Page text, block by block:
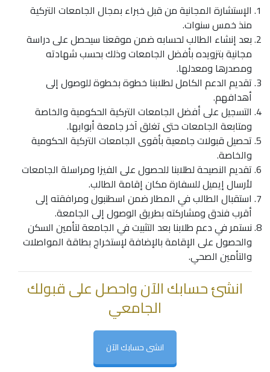
الإستشارة المجانية من قبل خبراء بمجال الجامعات التركية
منذ خمس سنوات.
بعد إنشاء الطالب لحسابه ضمن موقعنا سيحصل على دراسة
مجانية بتزويده بأفضل الجامعات وذلك بحسب شهادته
ومصدرها ومعدلها.
تقديم الدعم الكامل لطلابنا خطوة بخطوة للوصول إلى
أهدافهم.
التسجيل على أفضل الجامعات التركية الحكومية والخاصة
ومتابعة الجامعات حتى تغلق آخر جامعة أبوابها.
تحصيل قبولات جامعية بأقوى الجامعات التركية الحكومية
والخاصة.
تقديم النصيحة لطلابنا للحصول على الفيزا ومراسلة الجامعات
لأرسال إيميل للسفارة مكان إقامة الطالب.
استقبال الطالب في المطار ضمن اسطنبول ومرافقته إلى
أقرب فندق ومشاركته بطريق الوصول إلى الجامعة.
نستمر في دعم طلابنا بعد التثبيت في الجامعة لتأمين السكن
والحصول على الإقامة بالإضافة لإستخراج بطاقة المواصلات
والتأمين الصحي.
انشئ حسابك الآن واحصل على قبولك
الجامعي
انشى حسابك الآن